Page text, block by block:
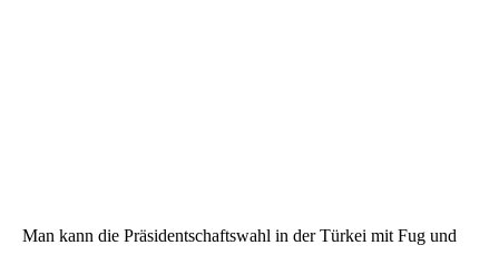
Man kann die Präsidentschaftswahl in der Türkei mit Fug und